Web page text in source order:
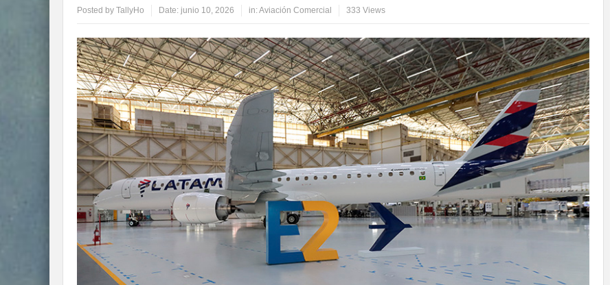
Posted by TallyHo Date: junio 10, 2026 in:Aviación Comercial 333 Views